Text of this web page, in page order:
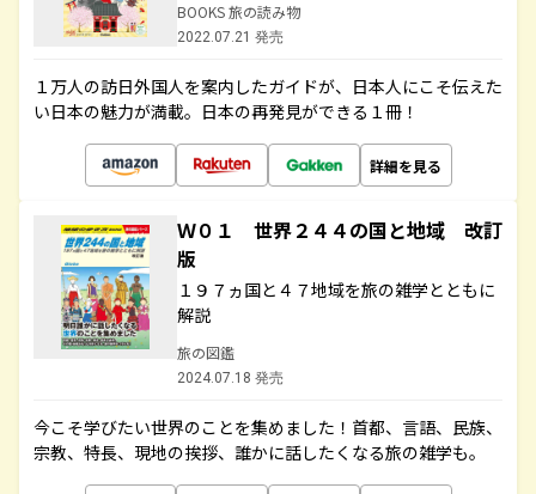
BOOKS 旅の読み物
2022.07.21 発売
１万人の訪日外国人を案内したガイドが、日本人にこそ伝えた
い日本の魅力が満載。日本の再発見ができる１冊！
詳細を見る
Ｗ０１ 世界２４４の国と地域 改訂
版
１９７ヵ国と４７地域を旅の雑学とともに
解説
旅の図鑑
2024.07.18 発売
今こそ学びたい世界のことを集めました！首都、言語、民族、
宗教、特長、現地の挨拶、誰かに話したくなる旅の雑学も。